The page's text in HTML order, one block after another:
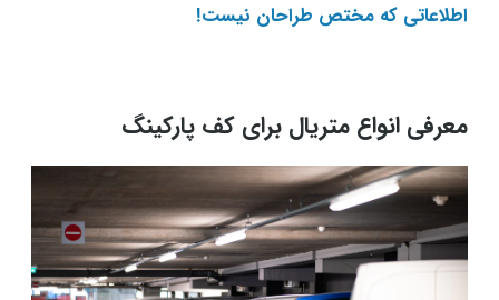
اطلاعاتی که مختص طراحان نیست!
معرفی انواع متریال برای کف پارکینگ